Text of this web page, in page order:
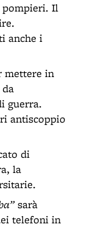
pompieri. Il
anche i
mettere in
guerra.
antiscoppio
di
la
sarà
telefoni in